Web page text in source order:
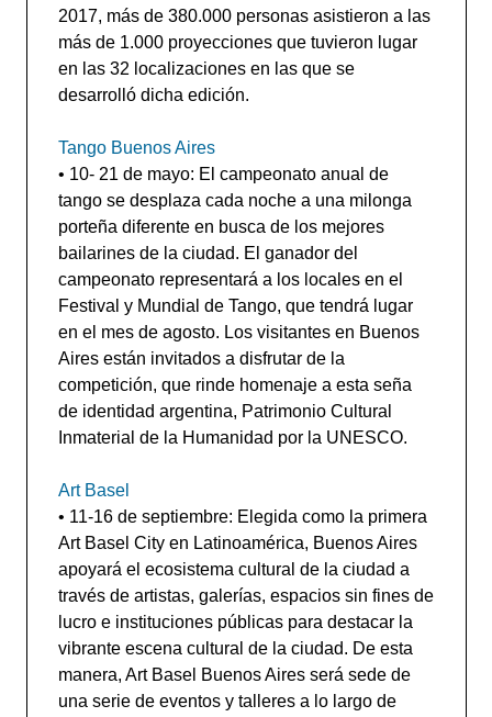
2017, más de 380.000 personas asistieron a las
más de 1.000 proyecciones que tuvieron lugar
en las 32 localizaciones en las que se
desarrolló dicha edición.
Tango Buenos Aires
• 10- 21 de mayo: El campeonato anual de
tango se desplaza cada noche a una milonga
porteña diferente en busca de los mejores
bailarines de la ciudad. El ganador del
campeonato representará a los locales en el
Festival y Mundial de Tango, que tendrá lugar
en el mes de agosto. Los visitantes en Buenos
Aires están invitados a disfrutar de la
competición, que rinde homenaje a esta seña
de identidad argentina, Patrimonio Cultural
Inmaterial de la Humanidad por la UNESCO.
Art Basel
• 11-16 de septiembre: Elegida como la primera
Art Basel City en Latinoamérica, Buenos Aires
apoyará el ecosistema cultural de la ciudad a
través de artistas, galerías, espacios sin fines de
lucro e instituciones públicas para destacar la
vibrante escena cultural de la ciudad. De esta
manera, Art Basel Buenos Aires será sede de
una serie de eventos y talleres a lo largo de